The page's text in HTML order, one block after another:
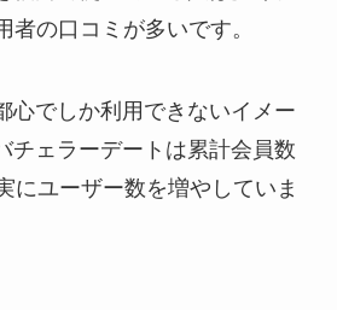
者の口コミが多いです。
心でしか利用できないイメー
チェラーデートは累計会員数
にユーザー数を増やしていま